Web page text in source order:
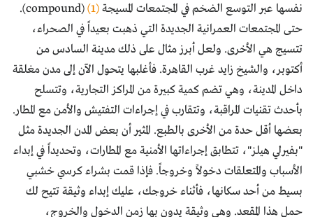
نفسها عبر التوسع الضخم في المجتمعات المسيجة(1)
(compound).
حتى المجتمعات العمرانية الجديدة التي ذهبت بعيداً في الصحراء،
تتسيج هي الأخرى. ولعل أبرز مثال على ذلك مدينة السادس من
أكتوبر، والشيخ زايد غرب القاهرة. فأغلبها يتحول الآن إلى مدن مغلقة
داخل المدينة، وهي تضم كمية كبيرة من المراكز التجارية، وتتسلح
بأحدث تقنيات المراقبة، وتتقارب في إجراءات التفتيش والأمن مع المطار.
بعضها أقل حدة من الأخرى بالطبع. المثير أن بعض المدن الجديدة مثل
"بفيرلي هيلز"، تتطابق إجراءاتها الأمنية مع المطارات، وتحديداً في إبداء
الأسباب والمتعلقات دخولاً وخروجاً. فإذا قمت بشراء كرسي خشبي
بسيط من أحد سكانها، فأثناء خروجك، عليك إبداء وثيقة تتيح لك
حمل هذا المقعد. وهي وثيقة يدون بها زمن الدخول والخروج،